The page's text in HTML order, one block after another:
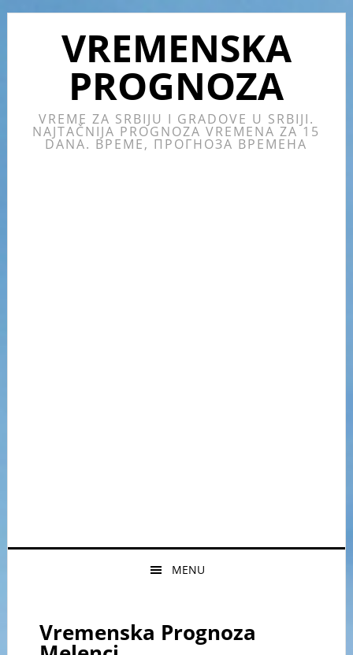
Skip
Skip
Skip
Skip
VREMENSKA
PROGNOZA
VREME ZA SRBIJU I GRADOVE U SRBIJI.
NAJTAČNIJA PROGNOZA VREMENA ZA 15
DANA. ВРЕМЕ, ПРОГНОЗА ВРЕМЕНА
MENU
Vremenska Prognoza